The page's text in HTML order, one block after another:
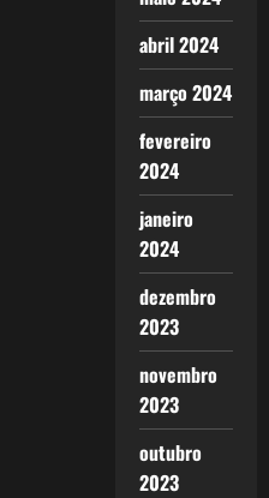
abril 2024
março 2024
fevereiro
2024
janeiro
2024
dezembro
2023
novembro
2023
outubro
2023